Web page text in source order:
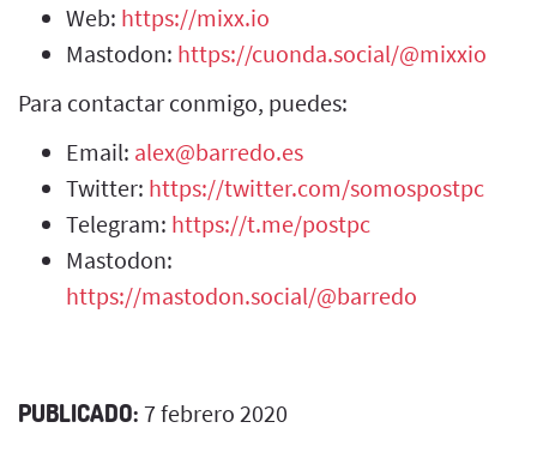
Web: https://mixx.io
Mastodon: https://cuonda.social/@mixxio
Para contactar conmigo, puedes:
Email: alex@barredo.es
Twitter: https://twitter.com/somospostpc
Telegram: https://t.me/postpc
Mastodon:
https://mastodon.social/@barredo
PUBLICADO: 7 febrero 2020